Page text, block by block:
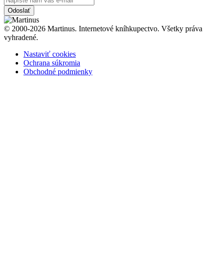
Odoslať
© 2000-2026 Martinus. Internetové kníhkupectvo. Všetky práva
vyhradené.
Nastaviť cookies
Ochrana súkromia
Obchodné podmienky